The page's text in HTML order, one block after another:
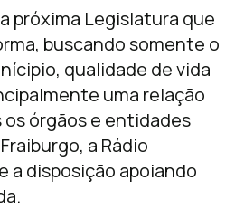
próxima Legislatura que
buscando somente o
qualidade de vida
uma relação
órgãos e entidades
a Rádio
a disposição apoiando